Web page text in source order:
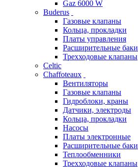
Gaz 6000 W
Buderus
Газовые клапаны
Кольца, прокладки
Платы управления
Расширительные баки
Трехходовые клапаны
Celtic
Chaffoteaux
Вентиляторы
Газовые клапаны
Гидроблоки, краны
Датчики, электроды
Кольца, прокладки
Насосы
Платы электронные
Расширительные баки
Теплообменники
Трехходовые клапаны